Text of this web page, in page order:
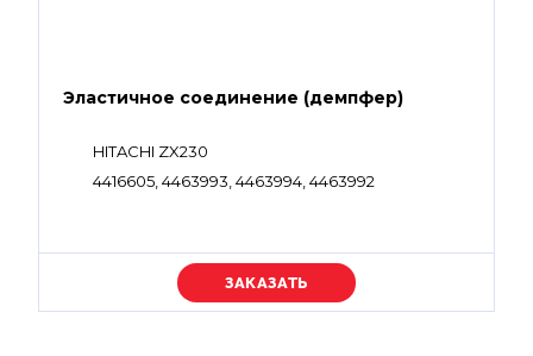
Эластичное соединение (демпфер)
HITACHI ZX230
4416605, 4463993, 4463994, 4463992
Уточняйте цену